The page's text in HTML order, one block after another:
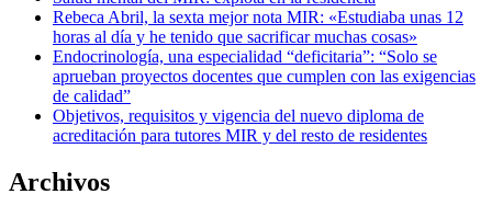
Rebeca Abril, la sexta mejor nota MIR: «Estudiaba unas 12
horas al día y he tenido que sacrificar muchas cosas»
Endocrinología, una especialidad “deficitaria”: “Solo se
aprueban proyectos docentes que cumplen con las exigencias
de calidad”
Objetivos, requisitos y vigencia del nuevo diploma de
acreditación para tutores MIR y del resto de residentes
Archivos